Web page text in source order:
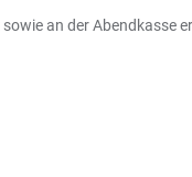
an der Abendkasse